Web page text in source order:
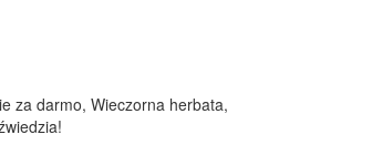
za darmo, Wieczorna herbata,